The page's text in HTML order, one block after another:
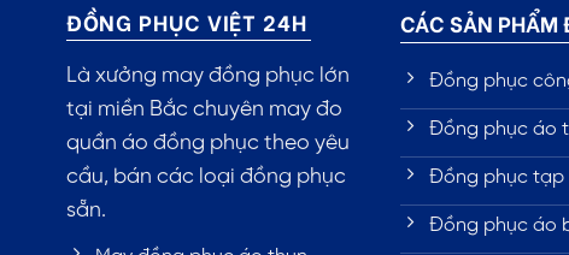
ĐỒNG PHỤC VIỆT 24H
Là xưởng may đồng phục lớn
tại miền Bắc chuyên may đo
quần áo đồng phục theo yêu
cầu, bán các loại đồng phục
sẵn.
CÁC SẢN PHẨM
Đồng phục
Đồng phục áo
Đồng phục tạp
Đồng phục áo